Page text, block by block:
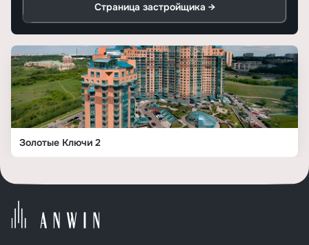
Страница застройщика →
Золотые Ключи 2